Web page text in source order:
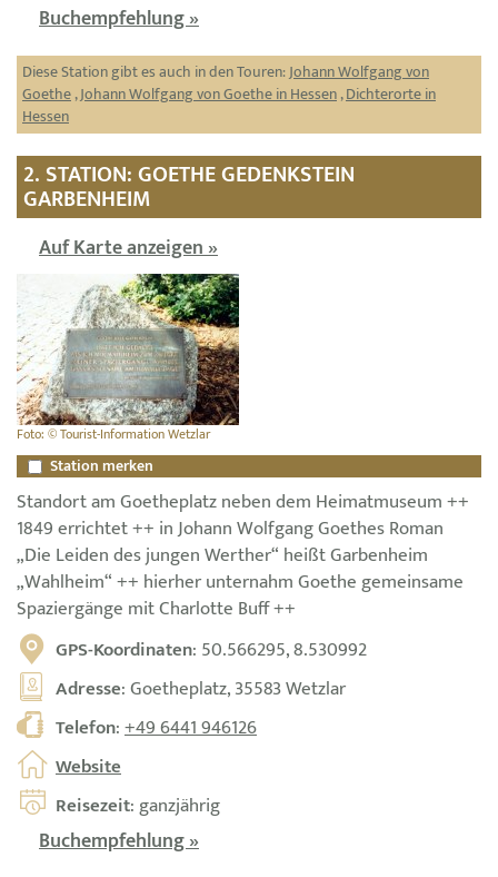
Buchempfehlung »
Diese Station gibt es auch in den Touren:Johann Wolfgang von
Goethe,Johann Wolfgang von Goethe in Hessen,Dichterorte in
Hessen
2. STATION: GOETHE GEDENKSTEIN
GARBENHEIM
Auf Karte anzeigen »
Foto: © Tourist-Information Wetzlar
Station merken
Standort am Goetheplatz neben dem Heimatmuseum ++
1849 errichtet ++ in Johann Wolfgang Goethes Roman
„Die Leiden des jungen Werther“ heißt Garbenheim
„Wahlheim“ ++ hierher unternahm Goethe gemeinsame
Spaziergänge mit Charlotte Buff ++
GPS-Koordinaten: 50.566295, 8.530992
Adresse: Goetheplatz, 35583 Wetzlar
Telefon:+49 6441 946126
Website
Reisezeit: ganzjährig
Buchempfehlung »